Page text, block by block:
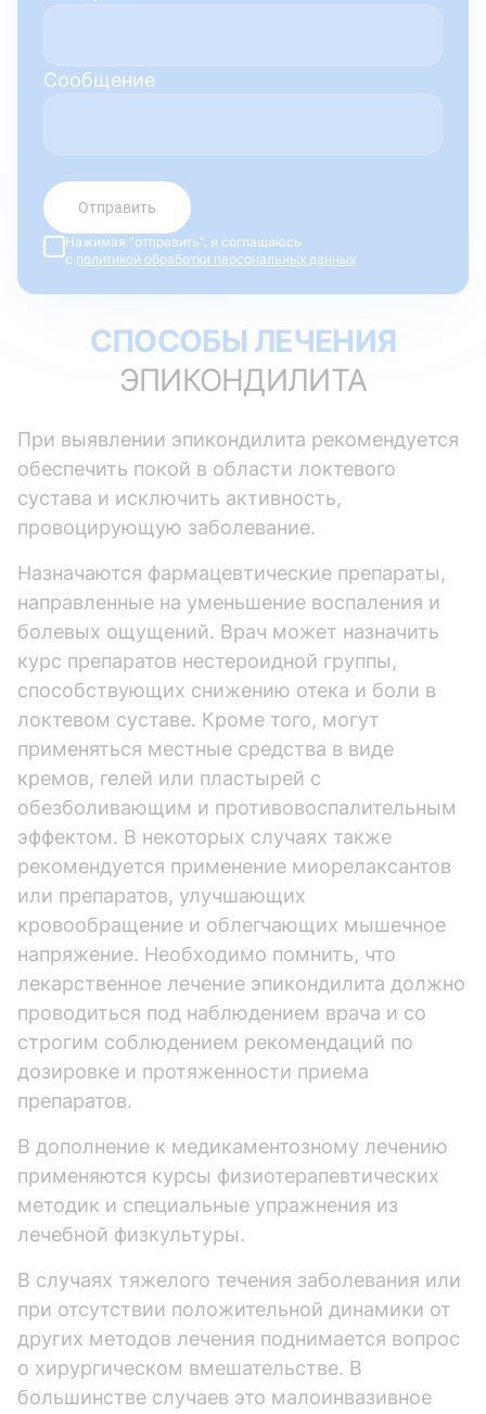
Сообщение
Отправить
Нажимая "отправить", я соглашаюсь
с политикой обработки персональных данных
СПОСОБЫ ЛЕЧЕНИЯ
ЭПИКОНДИЛИТА
При выявлении эпикондилита рекомендуется
обеспечить покой в области локтевого
сустава и исключить активность,
провоцирующую заболевание.
Назначаются фармацевтические препараты,
направленные на уменьшение воспаления и
болевых ощущений. Врач может назначить
курс препаратов нестероидной группы,
способствующих снижению отека и боли в
локтевом суставе. Кроме того, могут
применяться местные средства в виде
кремов, гелей или пластырей с
обезболивающим и противовоспалительным
эффектом. В некоторых случаях также
рекомендуется применение миорелаксантов
или препаратов, улучшающих
кровообращение и облегчающих мышечное
напряжение. Необходимо помнить, что
лекарственное лечение эпикондилита должно
проводиться под наблюдением врача и со
строгим соблюдением рекомендаций по
дозировке и протяженности приема
препаратов.
В дополнение к медикаментозному лечению
применяются курсы физиотерапевтических
методик и специальные упражнения из
лечебной физкультуры.
В случаях тяжелого течения заболевания или
при отсутствии положительной динамики от
других методов лечения поднимается вопрос
о хирургическом вмешательстве. В
большинстве случаев это малоинвазивное